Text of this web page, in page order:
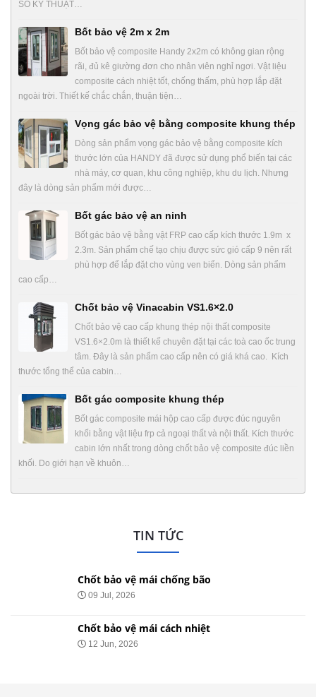
SỐ KỸ THUẬT…
Bốt bảo vệ 2m x 2m
Bốt bảo vệ composite Handy 2x2m có không gian rộng
rãi, đủ kê giường đơn cho nhân viên nghỉ ngơi. Vật liệu
composite cách nhiệt tốt, chống thấm, phù hợp lắp đặt
ngoài trời. Thiết kế chắc chắn, thuận tiện…
Vọng gác bảo vệ bằng composite khung thép
Dòng sản phẩm vọng gác bảo vệ bằng composite kích
thước lớn của HANDY đã được sử dụng phổ biến tại các
nhà máy, cơ quan, khu công nghiệp, khu du lịch. Nhưng
đây là dòng sản phẩm mới được…
Bốt gác bảo vệ an ninh
Bốt gác bảo vệ bằng vật FRP cao cấp kích thước 1.9m x
2.3m. Sản phẩm chế tạo chịu được sức gió cấp 9 nên rất
phù hợp để lắp đặt cho vùng ven biển. Dòng sản phẩm
cao cấp…
Chốt bảo vệ Vinacabin VS1.6×2.0
Chốt bảo vệ cao cấp khung thép nội thất composite
VS1.6×2.0m là thiết kế chuyên đặt tại các toà cao ốc trung
tâm. Đây là sản phẩm cao cấp nên có giá khá cao. Kích
thước tổng thể của cabin…
Bốt gác composite khung thép
Bốt gác composite mái hộp cao cấp được đúc nguyên
khối bằng vật liệu frp cả ngoại thất và nội thất. Kích thước
cabin lớn nhất trong dòng chốt bảo vệ composite đúc liền
khối. Do giới hạn về khuôn…
TIN TỨC
Chốt bảo vệ mái chống bão
09 Jul, 2026
Chốt bảo vệ mái cách nhiệt
12 Jun, 2026